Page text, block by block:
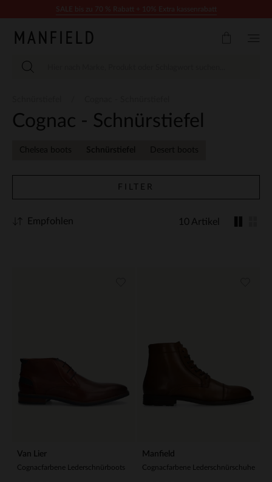
Cognac - Schnürstiefel
Chelsea boots Schnürstiefel Desert boots
FILTER
10 Artikel
Empfohlen
Van Lier
Cognacfarbene Lederschnürboots
Manfield
Cognacfarbene Lederschnürschuhe